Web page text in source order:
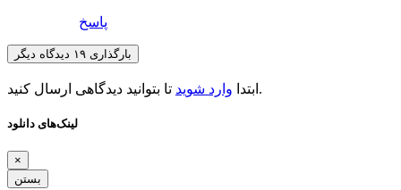
پاسخ
بارگذاری ۱۹ دیدگاه دیگر
ابتدا وارد شوید تا بتوانید دیدگاهی ارسال کنید.
لینک‌های دانلود
×
بستن